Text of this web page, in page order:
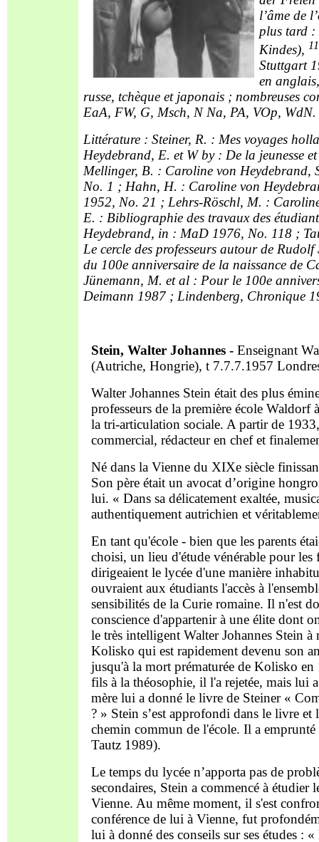
l’âme de
plus tard :
Kindes),11
Stuttgart
en
russe, tchèque et japonais ; nombreuses
EaA, FW, G, Msch, N Na, PA, VOp, WdN.
Littérature : Steiner, R. : Mes voyages
Heydebrand, E. et W by : De la jeunesse
Mellinger, B. : Caroline von Heydebrand,
No. 1 ; Hahn, H. : Caroline von
1952, No. 21 ; Lehrs-Röschl, M. :
E. : Bibliographie des travaux des
Heydebrand, in : MaD 1976, No. 118 ;
Le cercle des professeurs autour de
du 100e anniversaire de la naissance de
Jünemann, M. et al : Pour le 100e
Deimann 1987 ; Lindenberg, Chronique
Stein, Walter Johannes -Enseignant
(Autriche, Hongrie), t 7.7.7.1957
Walter Johannes Stein était des plus
professeurs de la première école
la tri-articulation sociale. A partir de
commercial, rédacteur en chef et
Né dans la Vienne du XIXe siècle
Son père était un avocat d’origine
lui. « Dans sa délicatement exaltée,
authentiquement autrichien et
En tant qu'école - bien que les parents
choisi, un lieu d'étude vénérable pour
dirigeaient le lycée d'une manière
ouvraient aux étudiants l'accès à
sensibilités de la Curie romaine. Il n'est
conscience d'appartenir à une élite dont
le très intelligent Walter Johannes Stein à
Kolisko qui est rapidement devenu son
jusqu'à la mort prématurée de Kolisko
fils à la théosophie, il l'a rejetée, mais lui
mère lui a donné le livre de Steiner «
? » Stein s’est approfondi dans le livre
chemin commun de l'école. Il a
Tautz 1989).
Le temps du lycée n’apporta pas de
secondaires, Stein a commencé à
Vienne. Au même moment, il s'est
conférence de lui à Vienne, fut
lui à donné des conseils sur ses études :